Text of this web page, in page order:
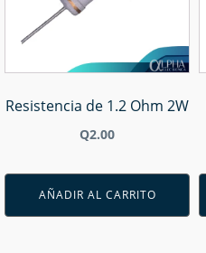
Resistencia de 1.2 Ohm 2W
Q2.00
AÑADIR AL CARRITO